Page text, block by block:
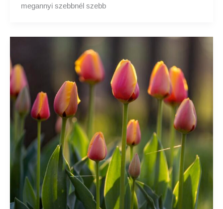
megannyi szebbnél szebb